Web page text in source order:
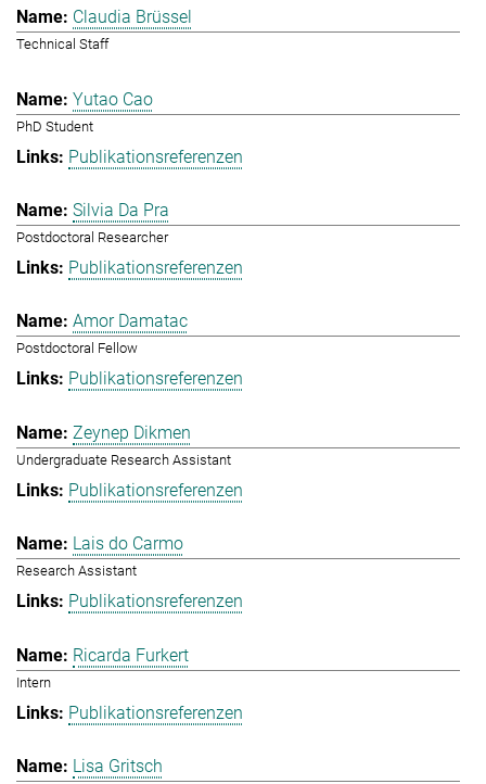
Claudia Brüssel
Technical Staff
Yutao Cao
PhD Student
Publikationsreferenzen
Silvia Da Pra
Postdoctoral Researcher
Publikationsreferenzen
Amor Damatac
Postdoctoral Fellow
Publikationsreferenzen
Zeynep Dikmen
Undergraduate Research Assistant
Publikationsreferenzen
Lais do Carmo
Research Assistant
Publikationsreferenzen
Ricarda Furkert
Intern
Publikationsreferenzen
Lisa Gritsch